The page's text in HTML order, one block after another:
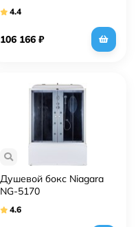
4.4
106 166 ₽
Душевой бокс Niagara
NG-5170
4.6